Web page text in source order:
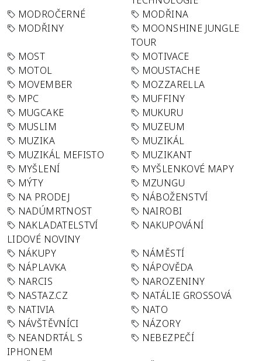
MODROČERNÉ
MODŘINA
MODŘINY
MOONSHINE JUNGLE
TOUR
MOST
MOTIVACE
MOTOL
MOUSTACHE
MOVEMBER
MOZZARELLA
MPC
MUFFINY
MUGCAKE
MUKURU
MUSLIM
MUZEUM
MUZIKA
MUZIKÁL
MUZIKÁL MEFISTO
MUZIKANT
MYŠLENÍ
MYŠLENKOVÉ MAPY
MÝTY
MZUNGU
NA PRODEJ
NÁBOŽENSTVÍ
NADÚMRTNOST
NAIROBI
NAKLADATELSTVÍ
LIDOVÉ NOVINY
NAKUPOVÁNÍ
NÁKUPY
NÁMĚSTÍ
NÁPLAVKA
NÁPOVĚDA
NARCIS
NAROZENINY
NASTAZ.CZ
NATÁLIE GROSSOVÁ
NATIVIA
NATO
NÁVŠTĚVNÍCI
NÁZORY
NEANDRTÁL S
IPHONEM
NEBEZPEČÍ